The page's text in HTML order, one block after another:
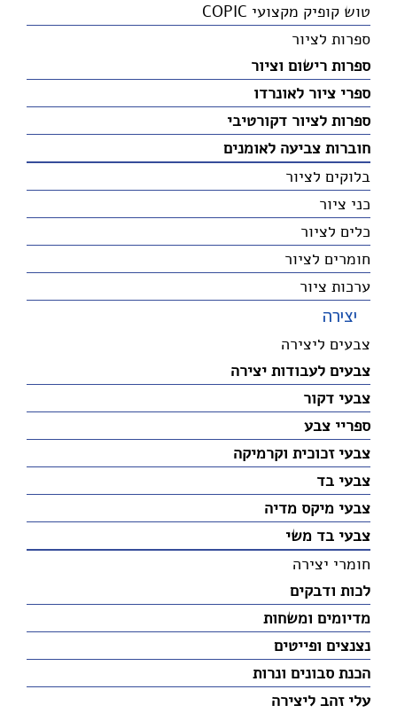
טוש קופיק מקצועי COPIC
ספרות לציור
ספרות רישום וציור
ספרי ציור לאונרדו
ספרות לציור דקורטיבי
חוברות צביעה לאומנים
בלוקים לציור
כני ציור
כלים לציור
חומרים לציור
ערכות ציור
יצירה
צבעים ליצירה
צבעים לעבודות יצירה
צבעי דקור
ספריי צבע
צבעי זכוכית וקרמיקה
צבעי בד
צבעי מיקס מדיה
צבעי בד משי
חומרי יצירה
לכות ודבקים
מדיומים ומשחות
נצנצים ופייטים
הכנת סבונים ונרות
עלי זהב ליצירה